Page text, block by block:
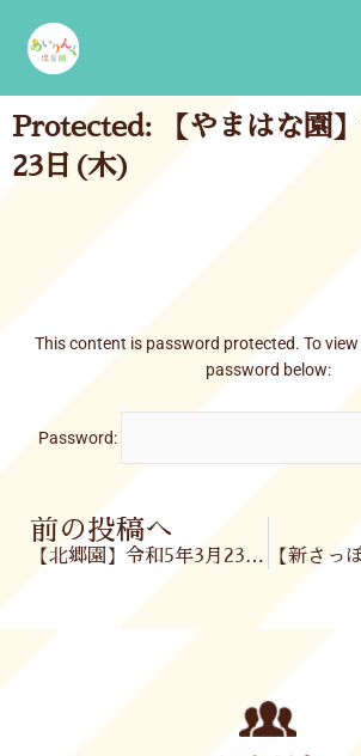
content
Protected: 【やまはな園
23日(木)
This content is password protected. To
password below:
Password:
Prev
前の投稿へ
【北郷園】令和5年3月23日(木)